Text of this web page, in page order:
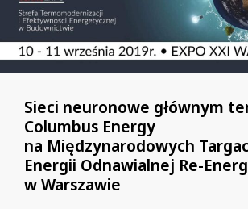
Sieci neuronowe głównym
Columbus Energy
na Międzynarodowych
Energii Odnawialnej Re-
w Warszawie